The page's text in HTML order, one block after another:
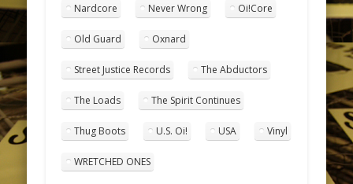
Nardcore Never Wrong Oi!Core
Old Guard Oxnard
Street Justice Records The Abductors
The Loads The Spirit Continues
Thug Boots U.S. Oi! USA Vinyl
WRETCHED ONES